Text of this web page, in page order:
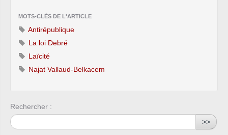
MOTS-CLÉS DE L'ARTICLE
Antirépublique
La loi Debré
Laïcité
Najat Vallaud-Belkacem
Rechercher :
>>